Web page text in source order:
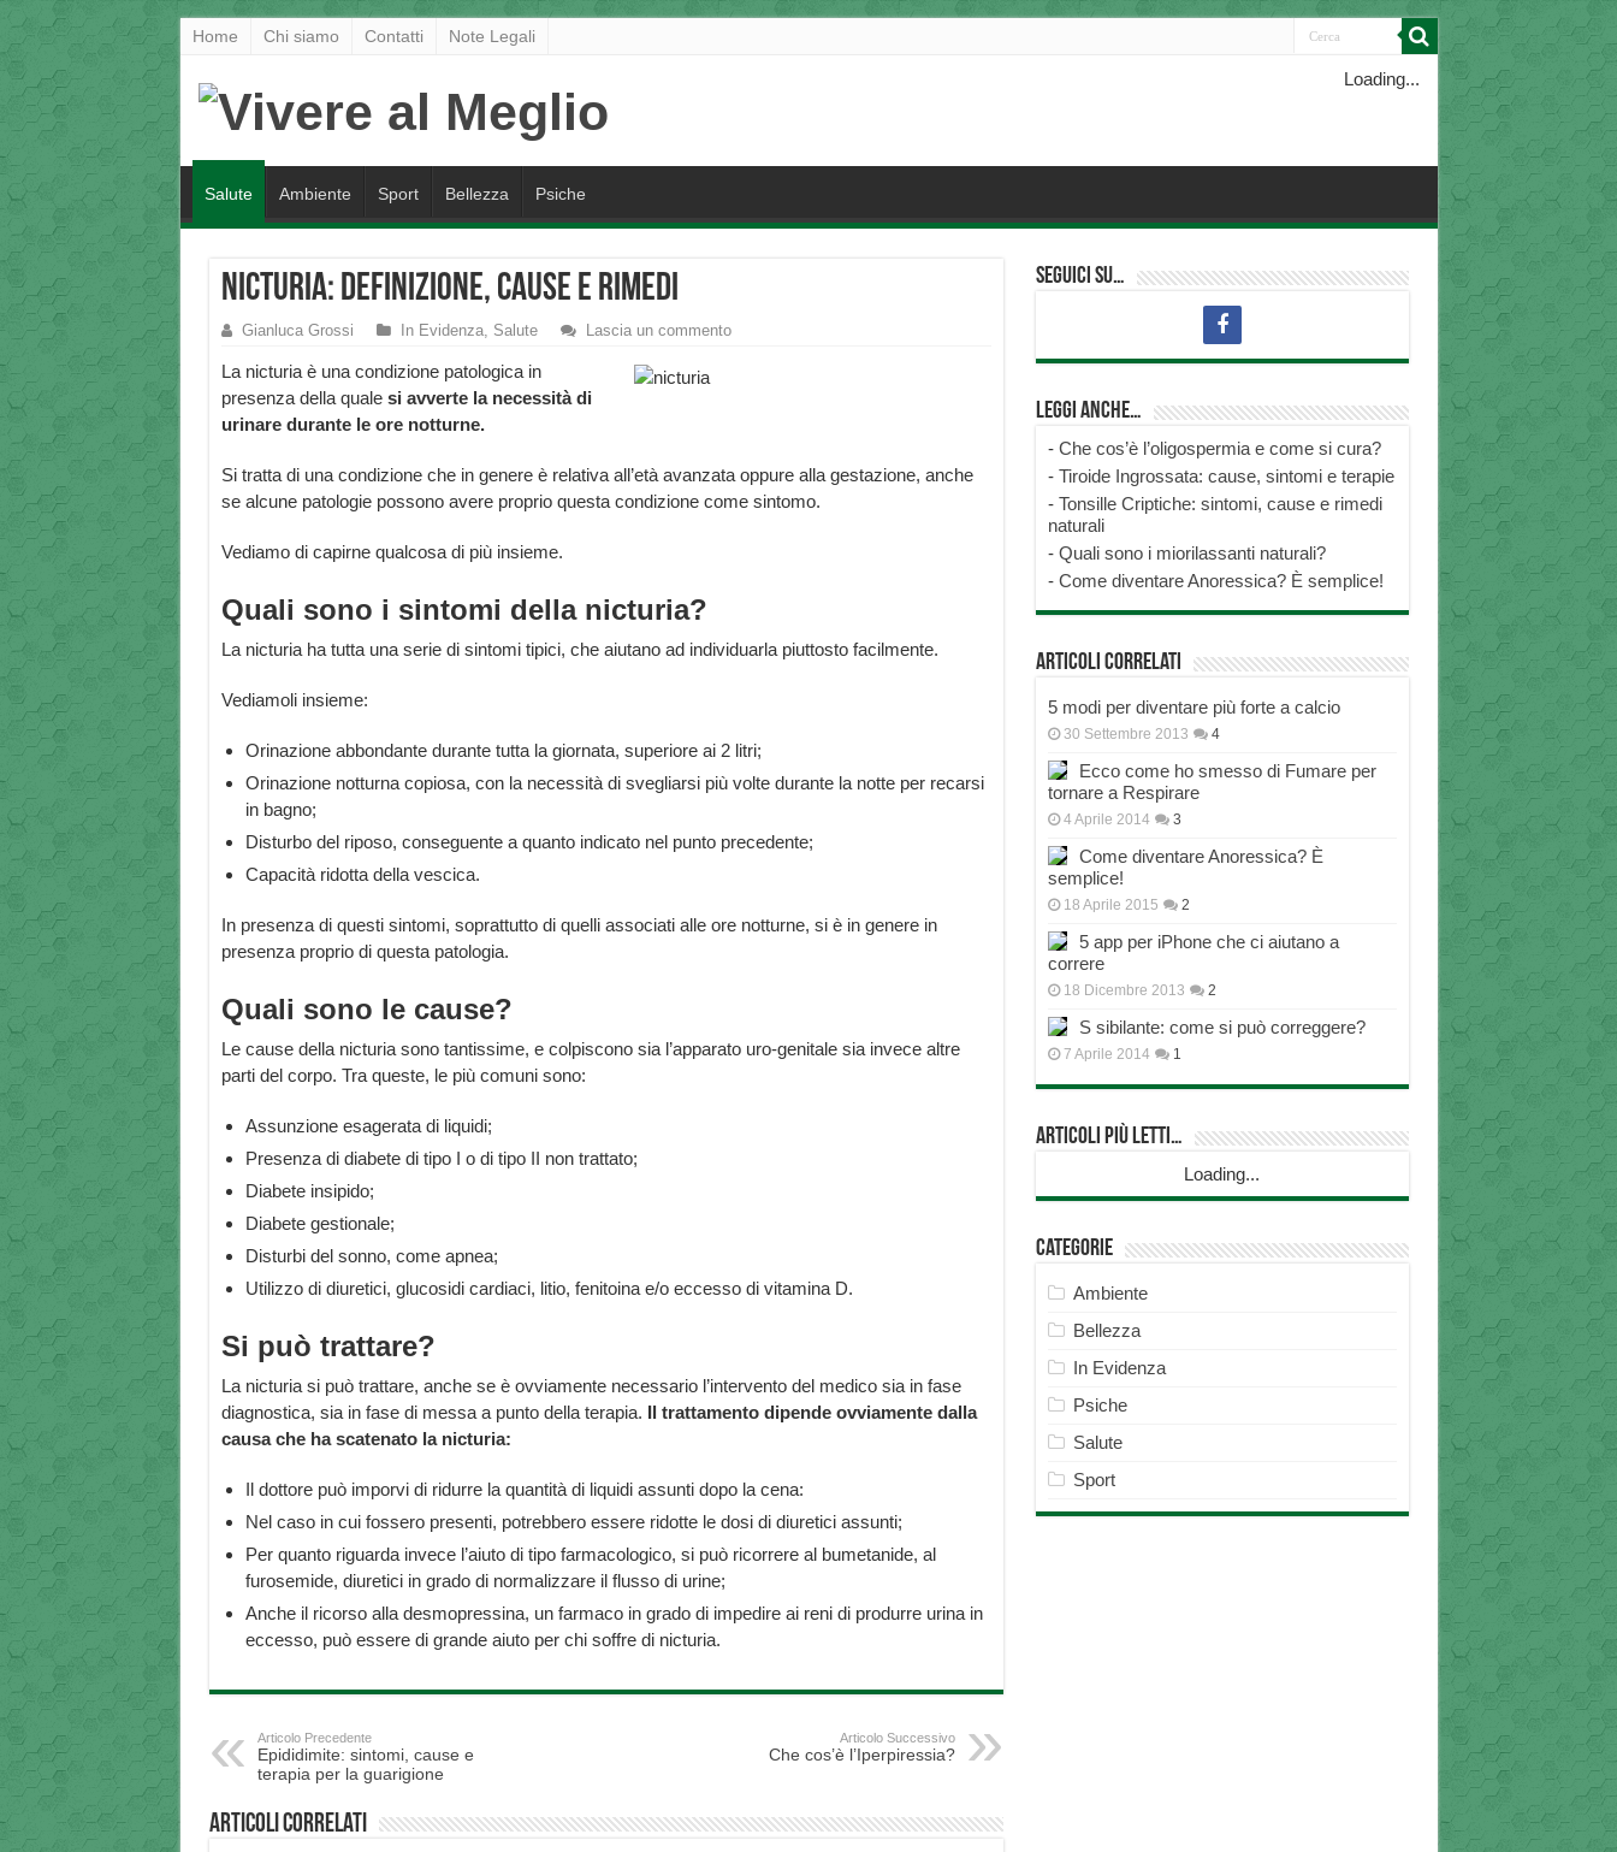
Home Chi siamo Contatti Note Legali
Loading...
Salute Ambiente Sport Bellezza Psiche
Nicturia: definizione, cause e rimedi
Gianluca Grossi In Evidenza, Salute Lascia un commento
La nicturia è una condizione patologica in
presenza della quale si avverte la necessità di
urinare durante le ore notturne.
Si tratta di una condizione che in genere è relativa all’età avanzata oppure alla gestazione, anche
se alcune patologie possono avere proprio questa condizione come sintomo.
Vediamo di capirne qualcosa di più insieme.
Quali sono i sintomi della nicturia?
La nicturia ha tutta una serie di sintomi tipici, che aiutano ad individuarla piuttosto facilmente.
Vediamoli insieme:
Orinazione abbondante durante tutta la giornata, superiore ai 2 litri;
Orinazione notturna copiosa, con la necessità di svegliarsi più volte durante la notte per recarsi
in bagno;
Disturbo del riposo, conseguente a quanto indicato nel punto precedente;
Capacità ridotta della vescica.
In presenza di questi sintomi, soprattutto di quelli associati alle ore notturne, si è in genere in
presenza proprio di questa patologia.
Quali sono le cause?
Le cause della nicturia sono tantissime, e colpiscono sia l’apparato uro-genitale sia invece altre
parti del corpo. Tra queste, le più comuni sono:
Assunzione esagerata di liquidi;
Presenza di diabete di tipo I o di tipo II non trattato;
Diabete insipido;
Diabete gestionale;
Disturbi del sonno, come apnea;
Utilizzo di diuretici, glucosidi cardiaci, litio, fenitoina e/o eccesso di vitamina D.
Si può trattare?
La nicturia si può trattare, anche se è ovviamente necessario l’intervento del medico sia in fase
diagnostica, sia in fase di messa a punto della terapia. Il trattamento dipende ovviamente dalla
causa che ha scatenato la nicturia:
Il dottore può imporvi di ridurre la quantità di liquidi assunti dopo la cena:
Nel caso in cui fossero presenti, potrebbero essere ridotte le dosi di diuretici assunti;
Per quanto riguarda invece l’aiuto di tipo farmacologico, si può ricorrere al bumetanide, al
furosemide, diuretici in grado di normalizzare il flusso di urine;
Anche il ricorso alla desmopressina, un farmaco in grado di impedire ai reni di produrre urina in
eccesso, può essere di grande aiuto per chi soffre di nicturia.
Articolo Precedente
Epididimite: sintomi, cause e
terapia per la guarigione
Articolo Successivo
Che cos’è l’Iperpiressia?
Articoli correlati
Seguici su…
Leggi anche…
- Che cos’è l’oligospermia e come si cura?
- Tiroide Ingrossata: cause, sintomi e terapie
- Tonsille Criptiche: sintomi, cause e rimedi
naturali
- Quali sono i miorilassanti naturali?
- Come diventare Anoressica? È semplice!
Articoli correlati
5 modi per diventare più forte a calcio
30 Settembre 2013 4
Ecco come ho smesso di Fumare per
tornare a Respirare
4 Aprile 2014 3
Come diventare Anoressica? È
semplice!
18 Aprile 2015 2
5 app per iPhone che ci aiutano a
correre
18 Dicembre 2013 2
S sibilante: come si può correggere?
7 Aprile 2014 1
Articoli più Letti…
Loading...
Categorie
Ambiente
Bellezza
In Evidenza
Psiche
Salute
Sport